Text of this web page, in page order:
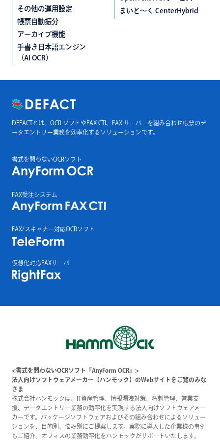
その他の運用設定
帳票自動振分
アーカイブ機能
手書き日本語エンジン
（AI OCR）
まいと〜く CenterHybrid
DEFACTとは、OCR ソフトやFAX CTI、FAX サーバーを組み合わせ帳票のデ
ータエントリー業務を効率化するソリューションです。
書式を問わないOCRソフト
FAX受注システム
FAX/スキャナー対応OCRソフト
仮想化対応FAXサーバー
<書式を問わないOCRソフト『AnyForm OCR』>
法人向けソフトウェアメーカー【ハンモック】のWebサイトをご覧のみな
さま
株式会社ハンモックは、IT資産管理、情報漏洩対策、名刺管理、営業支
援、データエントリー業務の効率化を実現する法人向けソフトウェアメー
カーです。パッケージソフトウェアおよびその組み合わせによるソリュー
ションを、目的別、悩み別にご提案します。実際に導入した企業様の事例
もご紹介。オフィスの業務効率化をハンモックがサポートいたします。